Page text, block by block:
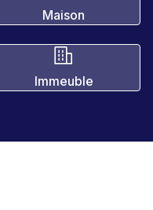
Maison
Immeuble